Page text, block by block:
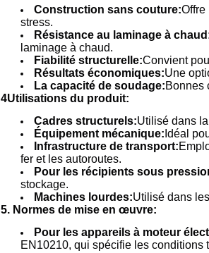
Construction sans couture:Offre
stress.
Résistance au laminage à
laminage à chaud.
Fiabilité structurelle:Convient
Résultats économiques:Une
La capacité de soudage:Bonnes
4Utilisations du produit:
Cadres structurels:Utilisé dans
Équipement mécanique: Idéal
Infrastructure de transport:
fer et les autoroutes.
Pour les récipients sous
stockage.
Machines lourdes:Utilisé dans
5. Normes de mise en œuvre:
Pour les appareils à moteur
EN10210, qui spécifie les conditions